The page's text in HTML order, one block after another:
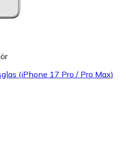
(iPhone 17 Pro / Pro Max)